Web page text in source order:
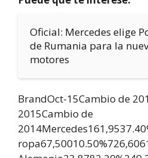
Oficial: Mercedes elige
de Rumania para la
motores
BrandOct-15Cambio de
2015Cambio de